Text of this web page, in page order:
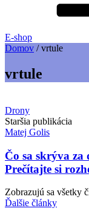
E-shop
Domov /vrtule
vrtule
Drony
Staršia publikácia
Matej Golis
Čo sa skrýva
Prečítajte si
Zobrazujú sa všetky
Ďalšie články